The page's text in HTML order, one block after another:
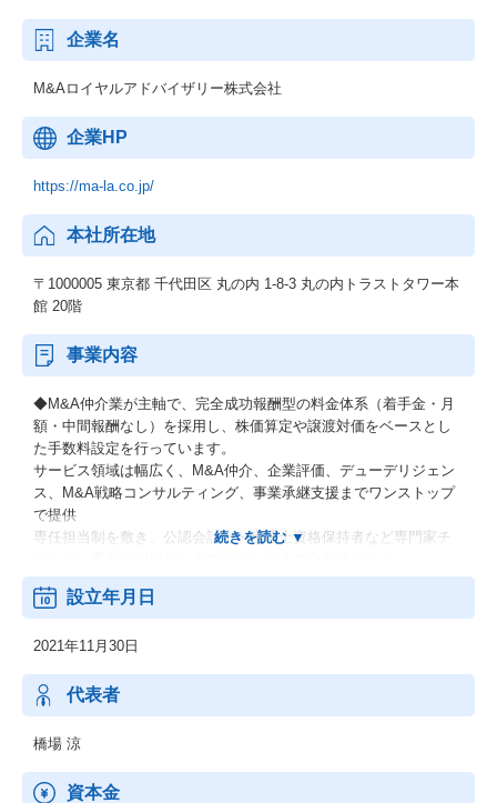
企業名
M&Aロイヤルアドバイザリー株式会社
企業HP
https://ma-la.co.jp/
本社所在地
〒1000005 東京都 千代田区 丸の内 1-8-3 丸の内トラストタワー本
館 20階
事業内容
◆M&A仲介業が主軸で、完全成功報酬型の料金体系（着手金・月
額・中間報酬なし）を採用し、株価算定や譲渡対価をベースとし
た手数料設定を行っています。
サービス領域は幅広く、M&A仲介、企業評価、デューデリジェン
ス、M&A戦略コンサルティング、事業承継支援までワンストップ
で提供
専任担当制を敷き、公認会計士・税理士資格保持者など専門家チ
設立年月日
2021年11月30日
代表者
橋場 涼
資本金